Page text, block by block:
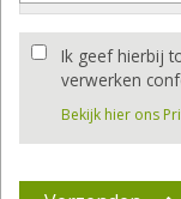
Ik geef hierbij
verwerken
Bekijk hier ons